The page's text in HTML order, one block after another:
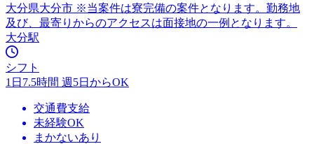
大分県大分市 ※当案件は寮完備の案件となります。勤務地
及び、最寄りからのアクセスは面接地の一例となります。
大分駅
シフト
1日7.5時間 週5日からOK
交通費支給
未経験OK
まかないあり